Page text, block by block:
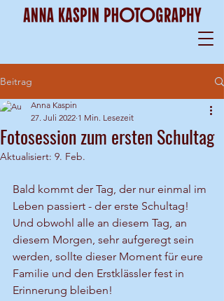
Beitrag
Fotosession zum ersten Schultag
Anna Kaspin
27. Juli 2022 1 Min. Lesezeit
Aktualisiert: 9. Feb.
Bald kommt der Tag, der nur einmal im
Leben passiert - der erste Schultag!
Und obwohl alle an diesem Tag, an
diesem Morgen, sehr aufgeregt sein
werden, sollte dieser Moment für eure
Familie und den Erstklässler fest in
Erinnerung bleiben!